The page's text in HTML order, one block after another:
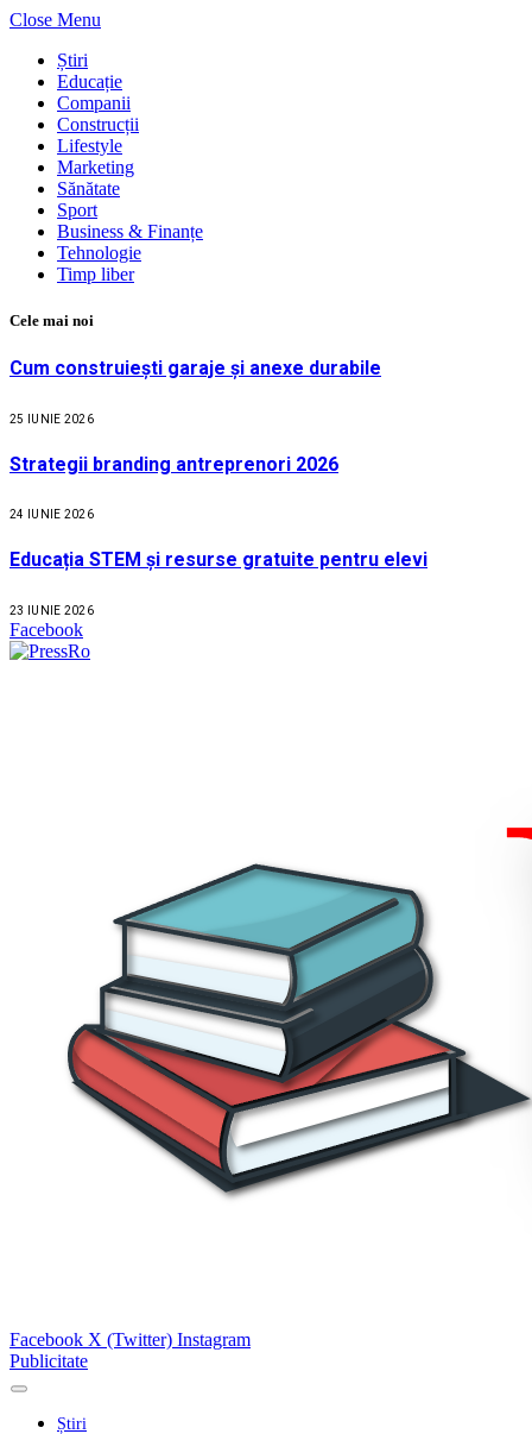
Close Menu
Știri
Educație
Companii
Construcții
Lifestyle
Marketing
Sănătate
Sport
Business & Finanțe
Tehnologie
Timp liber
Cele mai noi
Cum construiești garaje și anexe durabile
25 IUNIE 2026
Strategii branding antreprenori 2026
24 IUNIE 2026
Educația STEM și resurse gratuite pentru elevi
23 IUNIE 2026
Facebook
Facebook X (Twitter) Instagram
Publicitate
Știri